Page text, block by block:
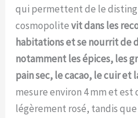
qui permettent de le
cosmopolitevit dans les
habitations et se nourrit de
notamment les épices, les
pain sec, le cacao, le cuir et
mesure environ 4 mm et est
légèrement rosé, tandis